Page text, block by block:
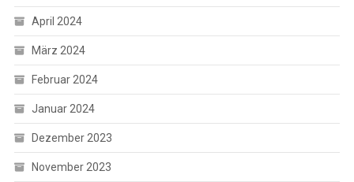
April 2024
März 2024
Februar 2024
Januar 2024
Dezember 2023
November 2023